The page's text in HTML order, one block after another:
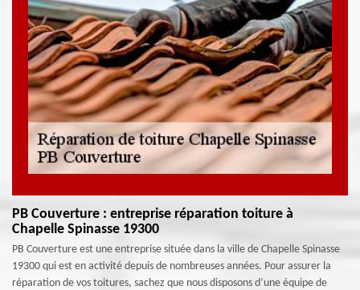
PB Couverture : entreprise réparation toiture à
Chapelle Spinasse 19300
PB Couverture est une entreprise située dans la ville de Chapelle Spinasse
19300 qui est en activité depuis de nombreuses années. Pour assurer la
réparation de vos toitures, sachez que nous disposons d’une équipe de